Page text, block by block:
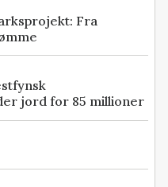
Fra
jord for 85 millioner